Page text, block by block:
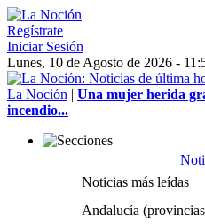
Regístrate
Iniciar Sesión
Lunes, 10 de Agosto de 2026 -
La Noción | Una mujer herida
incendio...
Noticias más leídas
Andalucía